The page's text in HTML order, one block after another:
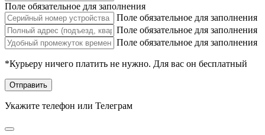
Поле обязательное для заполнения
Поле обязательное для заполнения
Поле обязательное для заполнения
Поле обязательное для заполнения
*Курьеру ничего платить не нужно. Для вас он бесплатный
Отправить
Укажите телефон или Телеграм